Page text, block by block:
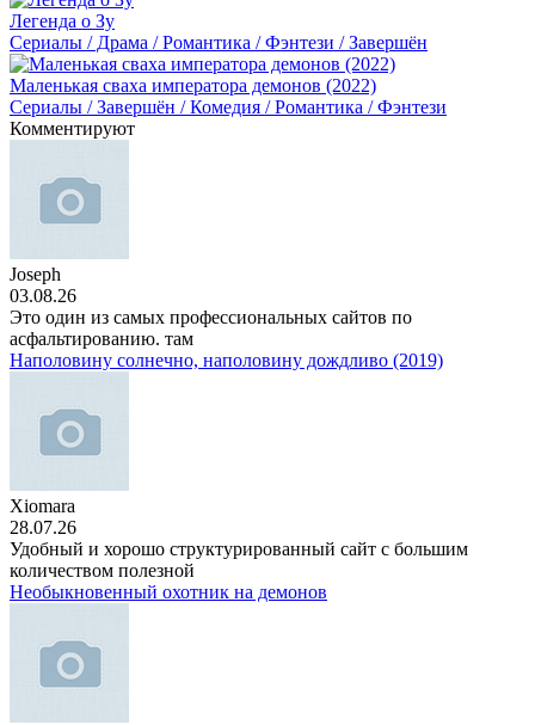
Легенда о Зу
Сериалы / Драма / Романтика / Фэнтези / Завершён
Маленькая сваха императора демонов (2022)
Сериалы / Завершён / Комедия / Романтика / Фэнтези
Комментируют
Joseph
03.08.26
Это один из самых профессиональных сайтов по
асфальтированию. там
Наполовину солнечно, наполовину дождливо (2019)
Xiomara
28.07.26
Удобный и хорошо структурированный сайт с большим
количеством полезной
Необыкновенный охотник на демонов